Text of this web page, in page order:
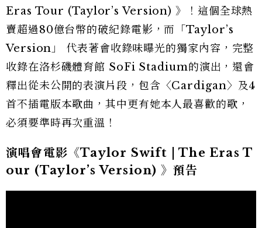
Eras Tour (Taylor’s Version) 》！這個全球熱
賣超過80億台幣的破紀錄電影，而「Taylor’s
Version」 代表著會收錄味曝光的獨家內容，完整
收錄在洛杉磯體育館 SoFi Stadium的演出，還會
釋出從未公開的表演片段，包含〈Cardigan〉及4
首不插電版本歌曲，其中更有她本人最喜歡的歌，
必須要準時再次重溫！
演唱會電影《Taylor Swift | The Eras T
our (Taylor’s Version) 》預告